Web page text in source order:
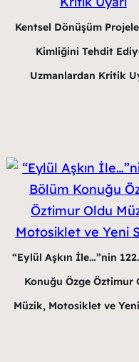
Kentsel Dönüşüm
Kimliğini Tehdit
Uzmanlardan Kritik
“Eylül Aşkın İle…”nin
Konuğu Özge Öztimur
Müzik, Motosiklet ve